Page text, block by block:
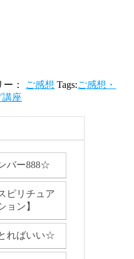
： ご感想 Tags:ご感想・
講座
バー888☆
ピリチュア
ョン】
ればいい☆